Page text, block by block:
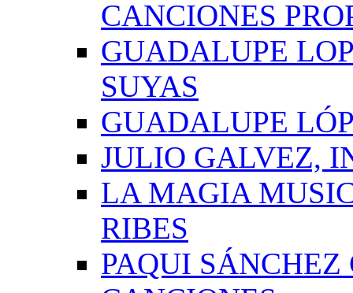
CANCIONES
GUADALUPE
SUYAS
GUADALUPE
JULIO GALVEZ,
LA MAGIA
RIBES
PAQUI